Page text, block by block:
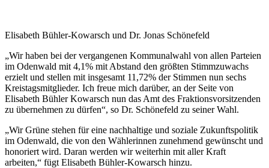
Elisabeth Bühler-Kowarsch und Dr. Jonas Schönefeld
„Wir haben bei der vergangenen Kommunalwahl von allen Parteien
im Odenwald mit 4,1% mit Abstand den größten Stimmzuwachs
erzielt und stellen mit insgesamt 11,72% der Stimmen nun sechs
Kreistagsmitglieder. Ich freue mich darüber, an der Seite von
Elisabeth Bühler Kowarsch nun das Amt des Fraktionsvorsitzenden
zu übernehmen zu dürfen“, so Dr. Schönefeld zu seiner Wahl.
„Wir Grüne stehen für eine nachhaltige und soziale Zukunftspolitik
im Odenwald, die von den Wählerinnen zunehmend gewünscht und
honoriert wird. Daran werden wir weiterhin mit aller Kraft
arbeiten,“ fügt Elisabeth Bühler-Kowarsch hinzu.